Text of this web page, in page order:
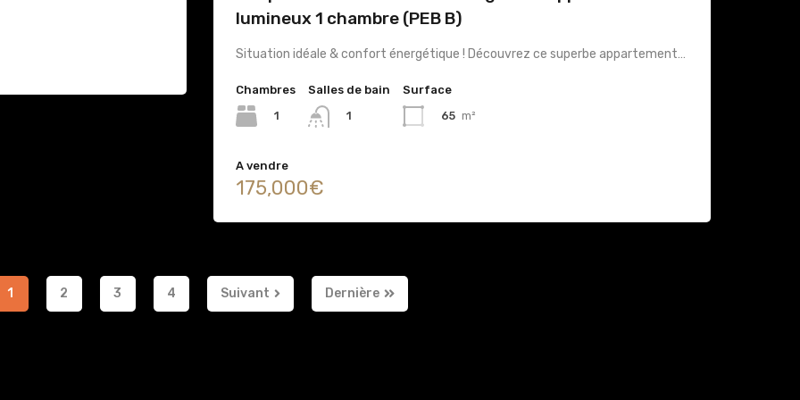
lumineux 1 chambre (PEB B)
Situation idéale & confort énergétique ! Découvrez ce superbe appartement…
Chambres
1
Salles de bain
1
Surface
65 m²
A vendre
175,000€
1 2 3 4 Suivant Dernière